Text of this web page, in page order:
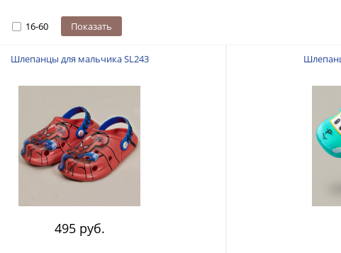
16-60 Показать
Шлепанцы для мальчика SL243
495 руб.